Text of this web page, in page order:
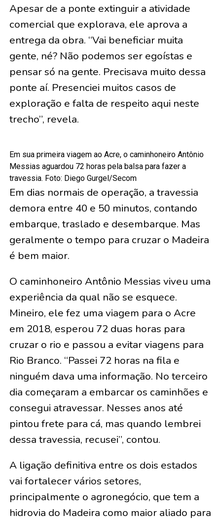
Apesar de a ponte extinguir a atividade
comercial que explorava, ele aprova a
entrega da obra. “Vai beneficiar muita
gente, né? Não podemos ser egoístas e
pensar só na gente. Precisava muito dessa
ponte aí. Presenciei muitos casos de
exploração e falta de respeito aqui neste
trecho”, revela.
Em sua primeira viagem ao Acre, o caminhoneiro Antônio
Messias aguardou 72 horas pela balsa para fazer a
travessia. Foto: Diego Gurgel/Secom
Em dias normais de operação, a travessia
demora entre 40 e 50 minutos, contando
embarque, traslado e desembarque. Mas
geralmente o tempo para cruzar o Madeira
é bem maior.
O caminhoneiro Antônio Messias viveu uma
experiência da qual não se esquece.
Mineiro, ele fez uma viagem para o Acre
em 2018, esperou 72 duas horas para
cruzar o rio e passou a evitar viagens para
Rio Branco. “Passei 72 horas na fila e
ninguém dava uma informação. No terceiro
dia começaram a embarcar os caminhões e
consegui atravessar. Nesses anos até
pintou frete para cá, mas quando lembrei
dessa travessia, recusei”, contou.
A ligação definitiva entre os dois estados
vai fortalecer vários setores,
principalmente o agronegócio, que tem a
hidrovia do Madeira como maior aliado para